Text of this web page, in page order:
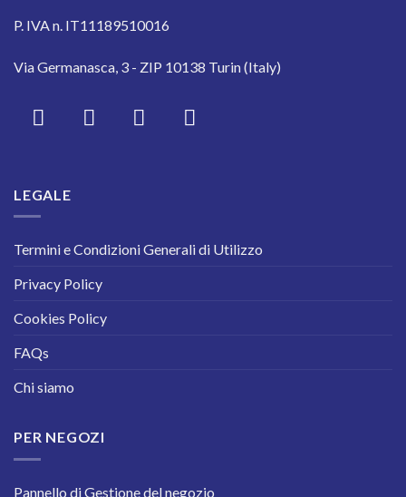
P. IVA n. IT11189510016
Via Germanasca, 3 - ZIP 10138 Turin (Italy)
LEGALE
Termini e Condizioni Generali di Utilizzo
Privacy Policy
Cookies Policy
FAQs
Chi siamo
PER NEGOZI
Pannello di Gestione del negozio